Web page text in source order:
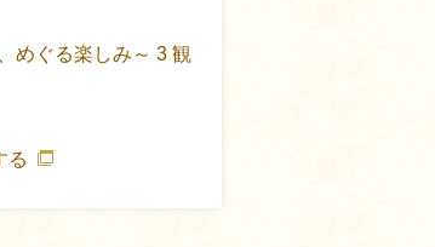
めぐる楽しみ～ 3 観
る